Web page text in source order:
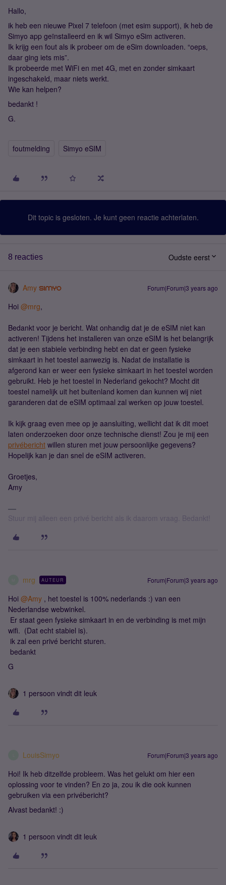
Hallo,
ik heb een nieuwe Pixel 7 telefoon (met esim support), ik heb de
Simyo app geïnstalleerd en ik wil Simyo eSim activeren.
Ik krijg een fout als ik probeer om de eSim downloaden. “oeps,
daar ging iets mis”.
Ik probeerde met WiFi en met 4G, met en zonder simkaart
ingeschakeld, maar niets werkt.
Wie kan helpen?
bedankt !
G.
foutmelding Simyo eSIM
Dit topic is gesloten. Je kunt geen reactie achterlaten.
8 reacties Oudste eerst
Amy Forum|Forum|3 years ago
Hoi @mrg,
Bedankt voor je bericht. Wat onhandig dat je de eSIM niet kan
activeren! Tijdens het installeren van onze eSIM is het belangrijk
dat je een stabiele verbinding hebt en dat er geen fysieke
simkaart in het toestel aanwezig is. Nadat de installatie is
afgerond kan er weer een fysieke simkaart in het toestel worden
gebruikt. Heb je het toestel in Nederland gekocht? Mocht dit
toestel namelijk uit het buitenland komen dan kunnen wij niet
garanderen dat de eSIM optimaal zal werken op jouw toestel.
Ik kijk graag even mee op je aansluiting, wellicht dat ik dit moet
laten onderzoeken door onze technische dienst! Zou je mij een
privébericht willen sturen met jouw persoonlijke gegevens?
Hopelijk kan je dan snel de eSIM activeren.
Groetjes,
Amy
Stuur mij alleen een privé bericht als ik daarom vraag. Bedankt!
mrg AUTEUR Forum|Forum|3 years ago
Hoi @Amy , het toestel is 100% nederlands :) van een
Nederlandse webwinkel.
Er staat geen fysieke simkaart in en de verbinding is met mijn
wifi. (Dat echt stabiel is).
ik zal een privé bericht sturen.
bedankt
G
1 persoon vindt dit leuk
LouisSimyo Forum|Forum|3 years ago
Hoi! Ik heb ditzelfde probleem. Was het gelukt om hier een
oplossing voor te vinden? En zo ja, zou ik die ook kunnen
gebruiken via een privébericht?
Alvast bedankt! :)
1 persoon vindt dit leuk